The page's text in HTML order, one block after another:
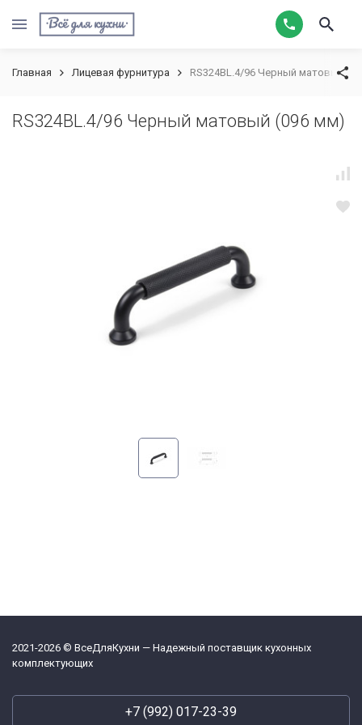
Главная Лицевая фурнитура RS324BL.4/96 Черный матовый
RS324BL.4/96 Черный матовый (096 мм)
2021-2026 © ВсеДляКухни — Надежный поставщик кухонных
комплектующих
+7 (992) 017-23-39